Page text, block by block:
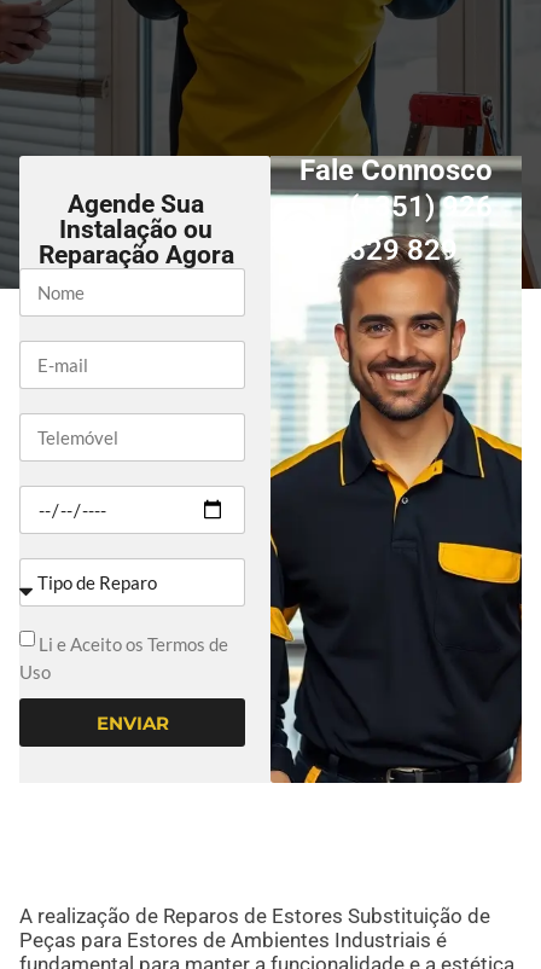
Agende Sua
Instalação ou
Reparação Agora
Li e Aceito os Termos de
Uso
ENVIAR
Fale Connosco
(+351) 926
529 829
A realização de Reparos de Estores Substituição de
Peças para Estores de Ambientes Industriais é
fundamental para manter a funcionalidade e a estética